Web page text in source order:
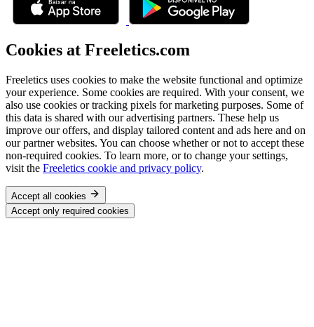
Cookies at Freeletics.com
Freeletics uses cookies to make the website functional and optimize
your experience. Some cookies are required. With your consent, we
also use cookies or tracking pixels for marketing purposes. Some of
this data is shared with our advertising partners. These help us
improve our offers, and display tailored content and ads here and on
our partner websites. You can choose whether or not to accept these
non-required cookies. To learn more, or to change your settings,
visit the Freeletics cookie and privacy policy.
Accept all cookies
Accept only required cookies